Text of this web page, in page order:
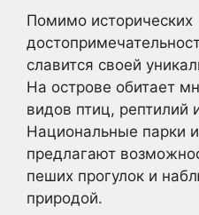
Помимо исторических
славится своей
На острове обитает
видов птиц, рептилий
Национальные парки
предлагают
пеших прогулок и
природой.